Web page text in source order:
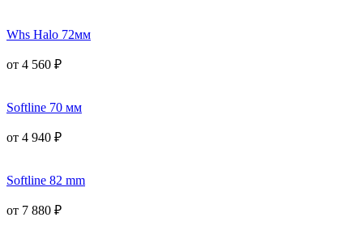
Whs Halo 72мм
от 4 560 ₽
Softline 70 мм
от 4 940 ₽
Softline 82 mm
от 7 880 ₽